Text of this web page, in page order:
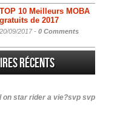
TOP 10 Meilleurs MOBA
gratuits de 2017
20/09/2017 - 0 Comments
récents
on star rider a vie?svp svp